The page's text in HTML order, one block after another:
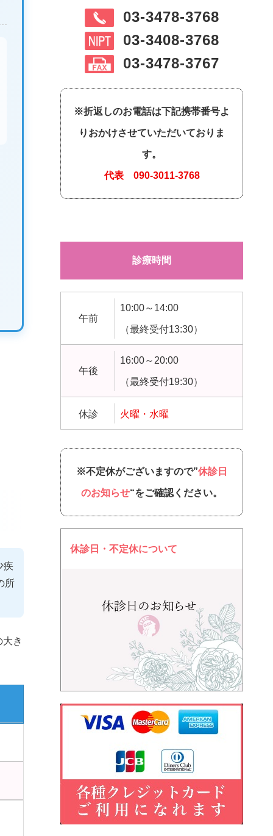
疾
所
き
03-3478-3768
03-3408-3768
03-3478-3767
※折返しのお電話は下記携帯番号よ
りおかけさせていただいておりま
す。
代表 090-3011-3768
診療時間
午前
10:00～14:00
（最終受付13:30）
午後
16:00～20:00
（最終受付19:30）
休診 火曜・水曜
※不定休がございますので”休診日
のお知らせ“をご確認ください。
休診日・不定休について